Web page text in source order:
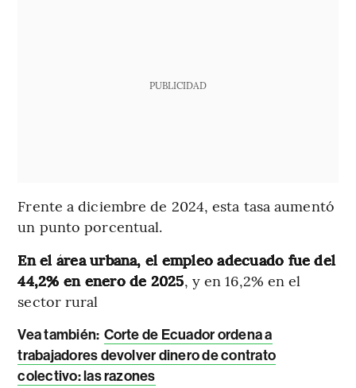
PUBLICIDAD
Frente a diciembre de 2024, esta tasa aumentó
un punto porcentual.
En el área urbana, el empleo adecuado fue del
44,2% en enero de 2025, y en 16,2% en el
sector rural
Vea también: Corte de Ecuador ordena a
trabajadores devolver dinero de contrato
colectivo: las razones